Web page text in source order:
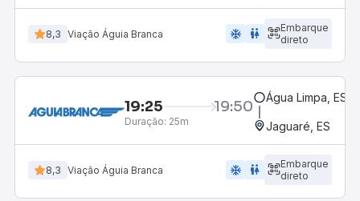
8,3 Viação Águia Branca ac_unit wc
Embarque
direto
19:25 19:50
Duração: 25m
Água Limpa, ES
Jaguaré, ES
8,3 Viação Águia Branca ac_unit wc
Embarque
direto